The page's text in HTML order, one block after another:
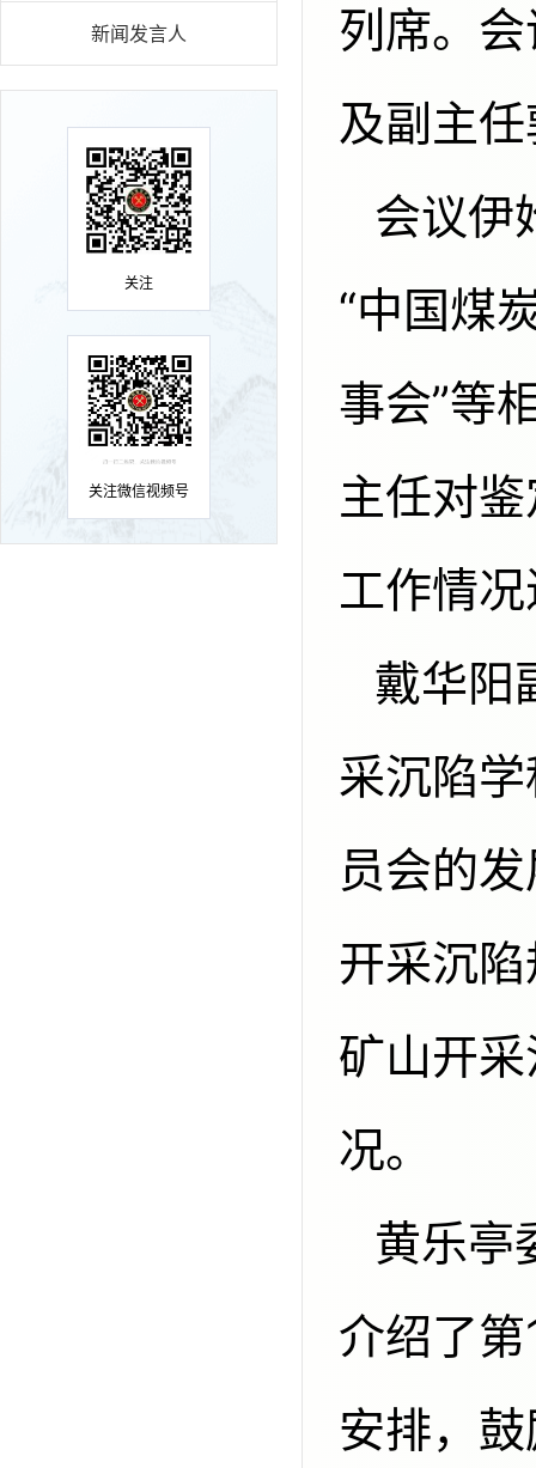
新闻发言人
关注
关注微信视频号
列席。
及副主
会议伊始，邓伟男副秘书长传达了
“中国煤
事会”等
主任对
工作情
戴华阳副主任委员系统回顾了我国开
采沉陷
员会的
开采沉
矿山开
况。
黄乐亭委员代表国际矿山测量协会，
介绍了
安排，